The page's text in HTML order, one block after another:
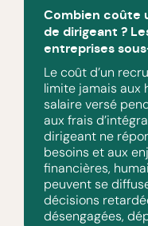
Combien coûte
de dirigeant ?
entreprises
Le coût d’un
limite jamais aux
salaire versé
aux frais
dirigeant ne
besoins et aux
financières,
peuvent se
décisions
désengagées,